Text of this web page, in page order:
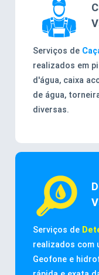
Serviços de
realizados em
d'água, caixa
de água,
diversas.
Serviços de
realizados com
Geofone e